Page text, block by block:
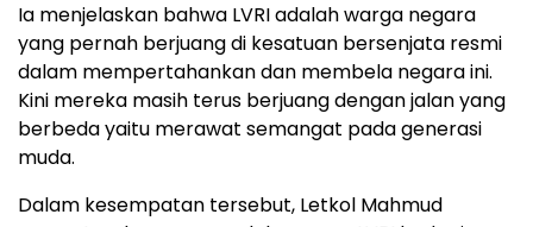
Ia menjelaskan bahwa LVRI adalah warga negara
yang pernah berjuang di kesatuan bersenjata resmi
dalam mempertahankan dan membela negara ini.
Kini mereka masih terus berjuang dengan jalan yang
berbeda yaitu merawat semangat pada generasi
muda.
Dalam kesempatan tersebut, Letkol Mahmud